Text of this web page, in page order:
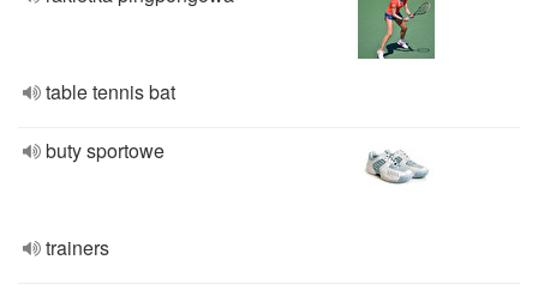
table tennis bat
buty sportowe
trainers